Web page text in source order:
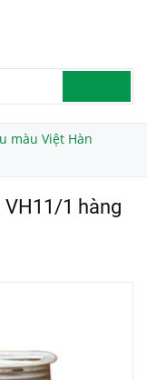
màu Việt Hàn
VH11/1 hàng